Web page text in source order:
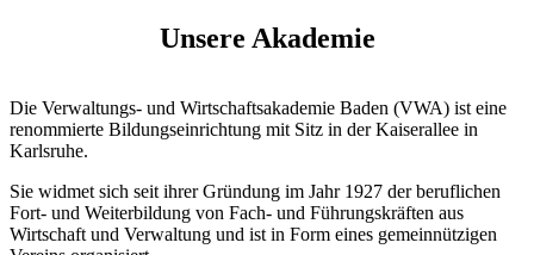
Unsere Akademie
Die Verwaltungs- und Wirtschaftsakademie Baden (VWA) ist eine
renommierte Bildungseinrichtung mit Sitz in der Kaiserallee in
Karlsruhe.
Sie widmet sich seit ihrer Gründung im Jahr 1927 der beruflichen
Fort- und Weiterbildung von Fach- und Führungskräften aus
Wirtschaft und Verwaltung und ist in Form eines gemeinnützigen